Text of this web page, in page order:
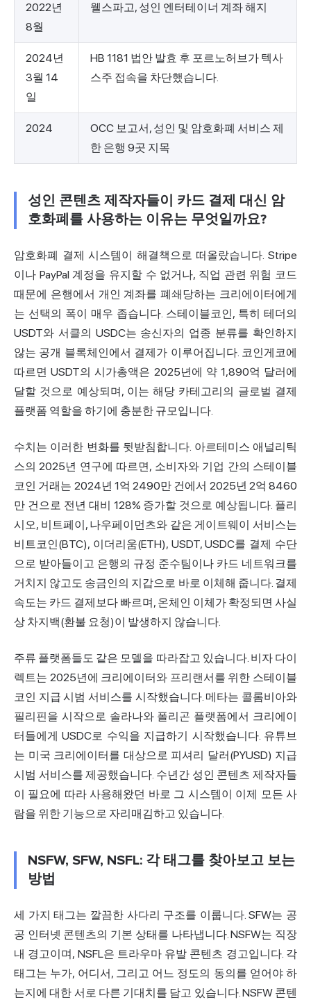
2022년
8월
웰스파고, 성인 엔터테이너 계좌 해지
2024년
3월 14
일
HB 1181 법안 발효 후 포르노허브가 텍사
스주 접속을 차단했습니다.
2024
OCC 보고서, 성인 및 암호화폐 서비스 제
한 은행 9곳 지목
성인 콘텐츠 제작자들이 카드 결제 대신 암
호화폐를 사용하는 이유는 무엇일까요?
암호화폐 결제 시스템이 해결책으로 떠올랐습니다. Stripe
이나 PayPal 계정을 유지할 수 없거나, 직업 관련 위험 코드
때문에 은행에서 개인 계좌를 폐쇄당하는 크리에이터에게
는 선택의 폭이 매우 좁습니다. 스테이블코인, 특히 테더의
USDT와 서클의 USDC는 송신자의 업종 분류를 확인하지
않는 공개 블록체인에서 결제가 이루어집니다. 코인게코에
따르면 USDT의 시가총액은 2025년에 약 1,890억 달러에
달할 것으로 예상되며, 이는 해당 카테고리의 글로벌 결제
플랫폼 역할을 하기에 충분한 규모입니다.
수치는 이러한 변화를 뒷받침합니다. 아르테미스 애널리틱
스의 2025년 연구에 따르면, 소비자와 기업 간의 스테이블
코인 거래는 2024년 1억 2490만 건에서 2025년 2억 8460
만 건으로 전년 대비 128% 증가할 것으로 예상됩니다. 플리
시오, 비트페이, 나우페이먼츠와 같은 게이트웨이 서비스는
비트코인(BTC), 이더리움(ETH), USDT, USDC를 결제 수단
으로 받아들이고 은행의 규정 준수팀이나 카드 네트워크를
거치지 않고도 송금인의 지갑으로 바로 이체해 줍니다. 결제
속도는 카드 결제보다 빠르며, 온체인 이체가 확정되면 사실
상 차지백(환불 요청)이 발생하지 않습니다.
주류 플랫폼들도 같은 모델을 따라잡고 있습니다. 비자 다이
렉트는 2025년에 크리에이터와 프리랜서를 위한 스테이블
코인 지급 시범 서비스를 시작했습니다. 메타는 콜롬비아와
필리핀을 시작으로 솔라나와 폴리곤 플랫폼에서 크리에이
터들에게 USDC로 수익을 지급하기 시작했습니다. 유튜브
는 미국 크리에이터를 대상으로 피셔리 달러(PYUSD) 지급
시범 서비스를 제공했습니다. 수년간 성인 콘텐츠 제작자들
이 필요에 따라 사용해왔던 바로 그 시스템이 이제 모든 사
람을 위한 기능으로 자리매김하고 있습니다.
NSFW, SFW, NSFL: 각 태그를 찾아보고 보는
방법
세 가지 태그는 깔끔한 사다리 구조를 이룹니다. SFW는 공
공 인터넷 콘텐츠의 기본 상태를 나타냅니다. NSFW는 직장
내 경고이며, NSFL은 트라우마 유발 콘텐츠 경고입니다. 각
태그는 누가, 어디서, 그리고 어느 정도의 동의를 얻어야 하
는지에 대한 서로 다른 기대치를 담고 있습니다. NSFW 콘텐